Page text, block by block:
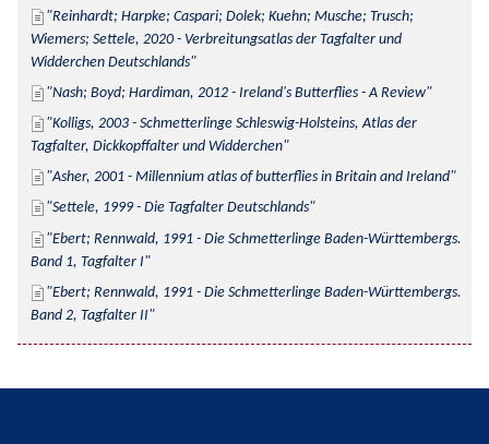
Reinhardt; Harpke; Caspari; Dolek; Kuehn; Musche; Trusch;
Wiemers; Settele, 2020 - Verbreitungsatlas der Tagfalter und
Widderchen Deutschlands
Nash; Boyd; Hardiman, 2012 - Ireland's Butterflies - A Review
Kolligs, 2003 - Schmetterlinge Schleswig-Holsteins, Atlas der
Tagfalter, Dickkopffalter und Widderchen
Asher, 2001 - Millennium atlas of butterflies in Britain and Ireland
Settele, 1999 - Die Tagfalter Deutschlands
Ebert; Rennwald, 1991 - Die Schmetterlinge Baden-Württembergs.
Band 1, Tagfalter I
Ebert; Rennwald, 1991 - Die Schmetterlinge Baden-Württembergs.
Band 2, Tagfalter II